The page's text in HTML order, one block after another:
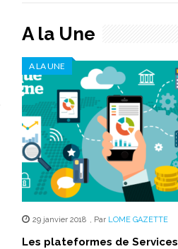
A la Une
A LA UNE
29 janvier 2018 , Par LOME GAZETTE
Les plateformes de Services